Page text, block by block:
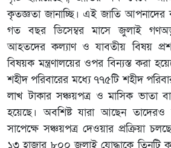
কৃতজ্ঞতা জানাচ্ছি। এই জাতি আপনাদের
গত বছর ডিসেম্বর মাসে জুলাই
আহতদের কল্যাণ ও যাবতীয় বিষয়
বিষয়ক মন্ত্রণালয়ের ওপর বিন্যস্ত করা
শহীদ পরিবারের মধ্যে ৭৭৫টি শহীদ
লাখ টাকার সঞ্চয়পত্র ও মাসিক ভাতা
হয়েছে। অবশিষ্ট যারা আছেন তাদেরও
সাপেক্ষে সঞ্চয়পত্র দেওয়ার প্রক্রিয়া